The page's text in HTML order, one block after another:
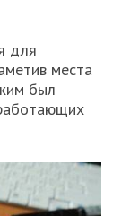
для
места
был